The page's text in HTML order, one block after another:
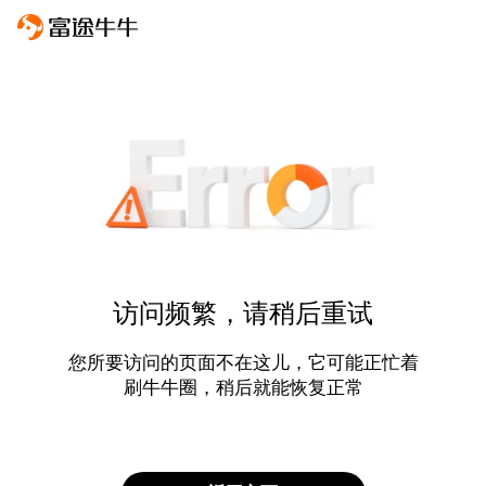
访问频繁，请稍后重试
您所要访问的页面不在这儿，它可能正忙着
刷牛牛圈，稍后就能恢复正常